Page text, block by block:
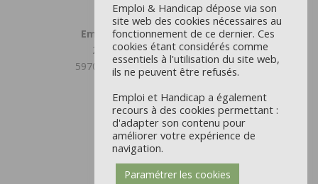
Emploi et Handicap Grand Lille
23 chemin du Moulin Delmar
59708 MARCQ EN BAROEUL CEDEX
03 59 31 81 00
Antenne Douaisis
22 rue d’Orchies - CS 9711
59504 DOUAI CEDEX
03 59 31 81 00
Emploi & Handicap dépose via son
site web des cookies nécessaires au
fonctionnement de ce dernier. Ces
cookies étant considérés comme
essentiels à l'utilisation du site web,
ils ne peuvent être refusés.
Emploi et Handicap a également
recours à des cookies permettant :
d'adapter son contenu pour
améliorer votre expérience de
navigation.
Paramétrer les cookies